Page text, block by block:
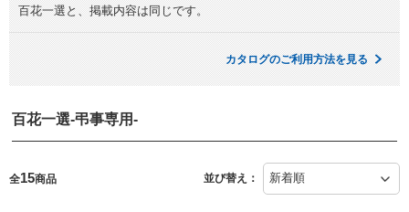
百花一選と、掲載内容は同じです。
カタログのご利用方法を見る
百花一選-弔事専用-
全15商品 並び替え：